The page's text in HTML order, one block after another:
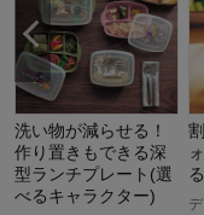
洗い物が減らせる！
作り置きもできる深
型ランチプレート(選
べるキャラクター)